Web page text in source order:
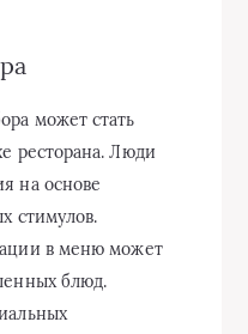
может стать
ресторана. Люди
на основе
стимулов.
в меню может
блюд.